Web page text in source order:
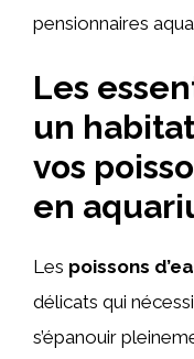
pensionnaires
Les
un
vos
en
Les poissons
délicats qui
s’épanouir